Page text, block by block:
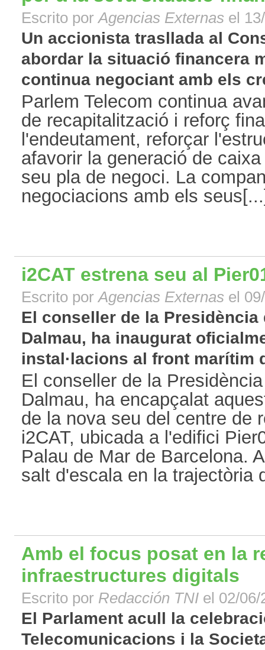
Escrito porAgencias Externas el
Un accionista trasllada al
abordar la situació financera
continua negociant amb els
Parlem Telecom continua
de recapitalització i reforç
l'endeutament, reforçar
afavorir la generació de
seu pla de negoci. La
negociacions amb els
i2CAT estrena seu al
Escrito porAgencias Externas el
El conseller de la
Dalmau, ha inaugurat
instal·lacions al front marítim
El conseller de la
Dalmau, ha encapçalat
de la nova seu del centre de
i2CAT, ubicada a l'edifici
Palau de Mar de Barcelona.
salt d'escala en la trajectòria
Amb el focus posat en la
infraestructures digitals
Escrito por Redacción TNI el 02/06/
El Parlament acull la
Telecomunicacions i la